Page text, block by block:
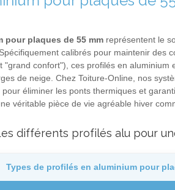
pour plaques de 55 mm représentent le
calibrés pour maintenir des
"grand confort"), ces profilés en
de neige. Chez Toiture-Online, nos
pour éliminer les ponts thermiques et
véritable pièce de vie agréable hiver
différents profilés alu pour
Types de profilés en aluminium pour